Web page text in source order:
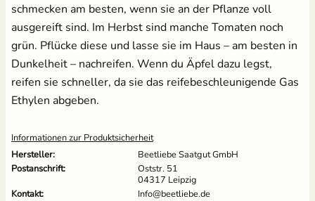
schmecken am besten, wenn sie an der Pflanze voll
ausgereift sind. Im Herbst sind manche Tomaten noch
grün. Pflücke diese und lasse sie im Haus – am besten in
Dunkelheit – nachreifen. Wenn du Äpfel dazu legst,
reifen sie schneller, da sie das reifebeschleunigende Gas
Ethylen abgeben.
Informationen zur Produktsicherheit
Hersteller:
Beetliebe Saatgut GmbH
Postanschrift:
Oststr. 51
04317 Leipzig
Kontakt:
Info@beetliebe.de